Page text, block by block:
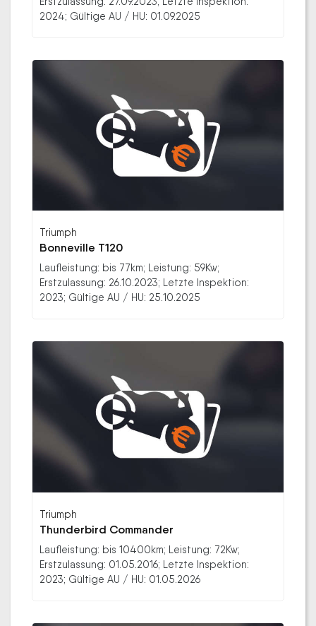
2024; Gültige AU / HU: 01.09.2025
Triumph
Bonneville T120
Laufleistung: bis 77km; Leistung: 59Kw;
Erstzulassung: 26.10.2023; Letzte Inspektion:
2023; Gültige AU / HU: 25.10.2025
Triumph
Thunderbird Commander
Laufleistung: bis 10400km; Leistung: 72Kw;
Erstzulassung: 01.05.2016; Letzte Inspektion:
2023; Gültige AU / HU: 01.05.2026